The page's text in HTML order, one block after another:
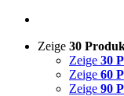
Zeige 30
Zeige 30
Zeige 60
Zeige 90